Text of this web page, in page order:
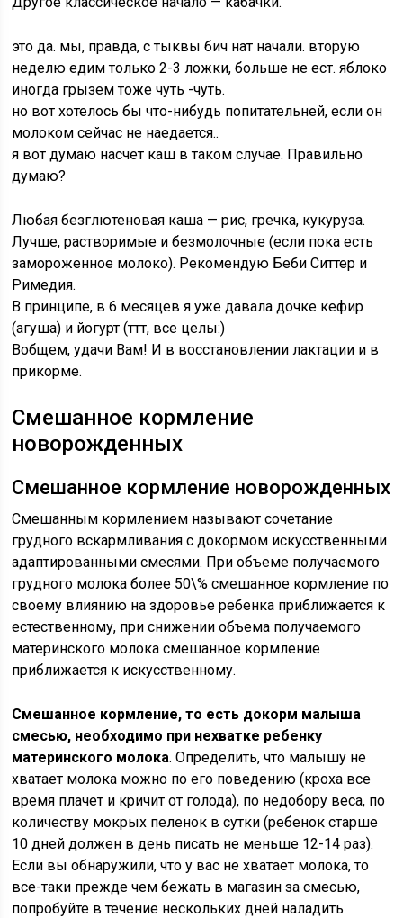
это да. мы, правда, с тыквы бич нат начали. вторую
неделю едим только 2-3 ложки, больше не ест. яблоко
иногда грызем тоже чуть -чуть.
но вот хотелось бы что-нибудь попитательней, если он
молоком сейчас не наедается..
я вот думаю насчет каш в таком случае. Правильно
думаю?
Любая безглютеновая каша — рис, гречка, кукуруза.
Лучше, растворимые и безмолочные (если пока есть
замороженное молоко). Рекомендую Беби Ситтер и
Римедия.
В принципе, в 6 месяцев я уже давала дочке кефир
(агуша) и йогурт (ттт, все целы:)
Вобщем, удачи Вам! И в восстановлении лактации и в
прикорме.
Смешанное кормление
новорожденных
Смешанное кормление новорожденных
Смешанным кормлением называют сочетание
грудного вскармливания с докормом искусственными
адаптированными смесями. При объеме получаемого
грудного молока более 50\% смешанное кормление по
своему влиянию на здоровье ребенка приближается к
естественному, при снижении объема получаемого
материнского молока смешанное кормление
приближается к искусственному.
Смешанное кормление, то есть докорм малыша
смесью, необходимо при нехватке ребенку
материнского молока. Определить, что малышу не
хватает молока можно по его поведению (кроха все
время плачет и кричит от голода), по недобору веса, по
количеству мокрых пеленок в сутки (ребенок старше
10 дней должен в день писать не меньше 12-14 раз).
Если вы обнаружили, что у вас не хватает молока, то
все-таки прежде чем бежать в магазин за смесью,
попробуйте в течение нескольких дней наладить